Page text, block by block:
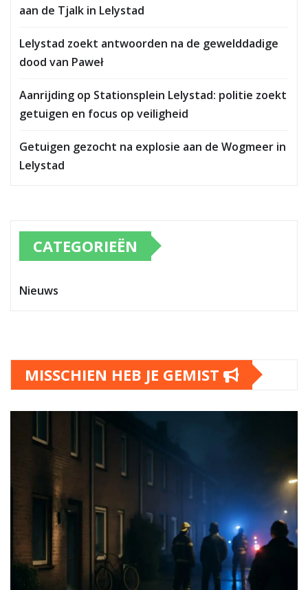
aan de Tjalk in Lelystad
Lelystad zoekt antwoorden na de gewelddadige
dood van Paweł
Aanrijding op Stationsplein Lelystad: politie zoekt
getuigen en focus op veiligheid
Getuigen gezocht na explosie aan de Wogmeer in
Lelystad
CATEGORIEËN
Nieuws
MISSCHIEN HEB JE GEMIST